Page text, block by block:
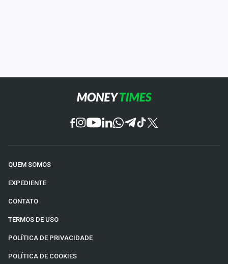
QUEM SOMOS
EXPEDIENTE
CONTATO
TERMOS DE USO
POLÍTICA DE PRIVACIDADE
POLÍTICA DE COOKIES